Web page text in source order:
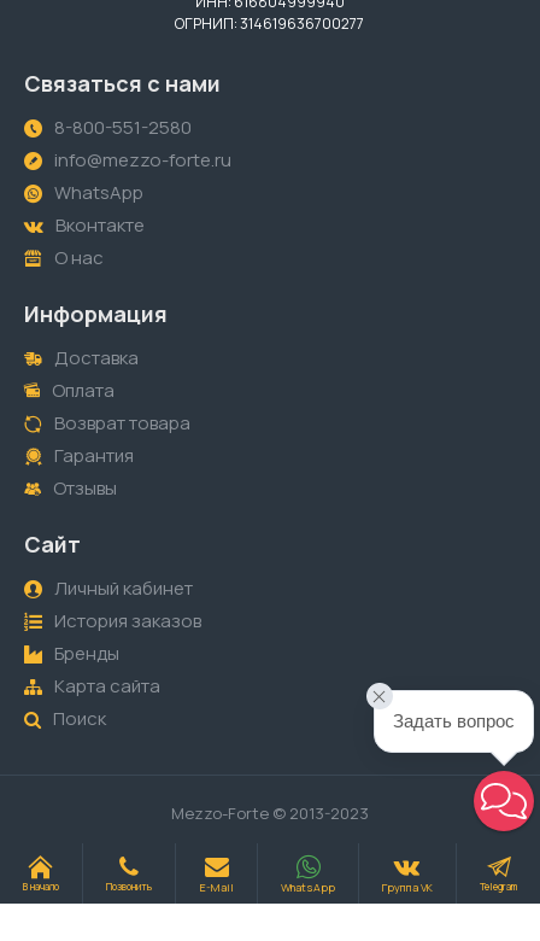
ОГРНИП: 314619636700277
Связаться с нами
8-800-551-2580
info@mezzo-forte.ru
WhatsApp
Вконтакте
О нас
Информация
Доставка
Оплата
Возврат товара
Гарантия
Отзывы
Сайт
Личный кабинет
История заказов
Бренды
Карта сайта
Поиск
Mezzo-Forte © 2013-2023
В начало Позвонить E-Mail WhatsApp Группа VK Telegram
Задать вопрос